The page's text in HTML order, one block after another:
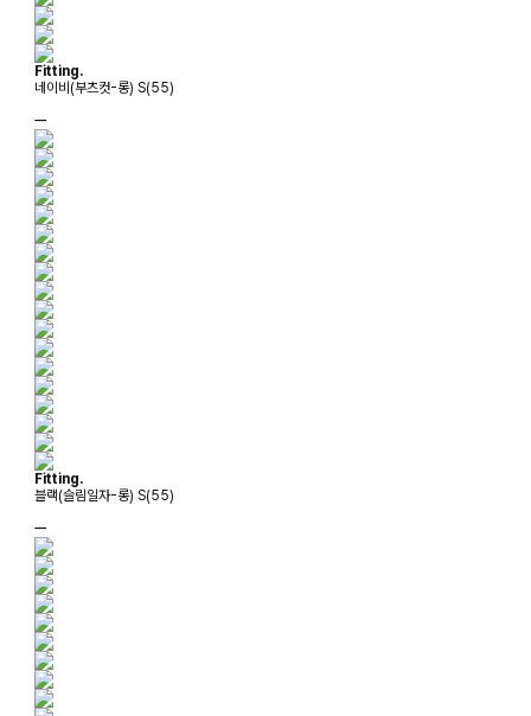
Fitting.
네이비(부츠컷-롱) S(55)
ㅡ
Fitting.
블랙(슬림일자-롱) S(55)
ㅡ